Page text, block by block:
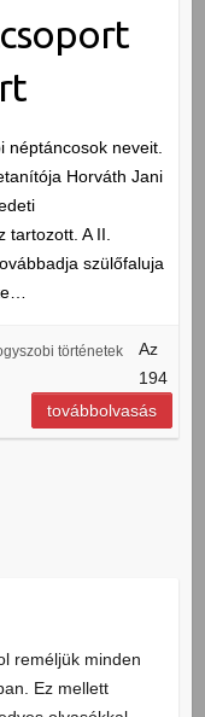
néptáncosok neveit.
Horváth Jani
A II.
szülőfaluja
történetek
Az
194
továbbolvasás
reméljük minden
Ez mellett